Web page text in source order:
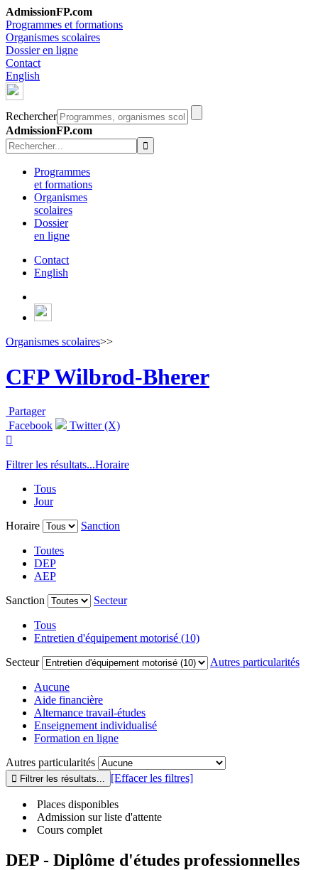
AdmissionFP.com
Programmes et formations
Organismes scolaires
Dossier en ligne
Contact
English
Rechercher
AdmissionFP.com
Programmes
et formations
Organismes
scolaires
Dossier
en ligne
Contact
English
Organismes scolaires>>
CFP Wilbrod-Bherer
Partager
Facebook
Twitter (X)

Filtrer les résultats...Horaire
Tous
Jour
Horaire
Sanction
Toutes
DEP
AEP
Sanction
Secteur
Tous
Entretien d'équipement motorisé (10)
Secteur
Autres particularités
Aucune
Aide financière
Alternance travail-études
Enseignement individualisé
Formation en ligne
Autres particularités
[Effacer les filtres]
Places disponibles
Admission sur liste d'attente
Cours complet
DEP - Diplôme d'études professionnelles